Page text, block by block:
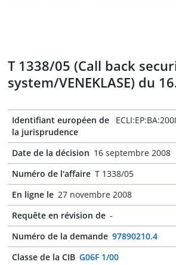
T 1338/05 (Call back
system/VENEKLASE) du
Identifiant européen de
la jurisprudence
Date de la décision 16 septembre 2008
Numéro de l'affaire T 1338/05
En ligne le 27 novembre 2008
Requête en révision de -
Numéro de la demande 97890210.4
Classe de la CIB G06F 1/00